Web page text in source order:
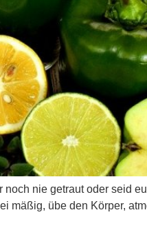
nie getraut oder seid
mäßig, übe den Körper,